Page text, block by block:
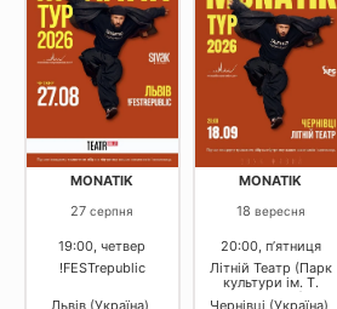
MONATIK
27серпня
19:00, четвер
!FESTrepublic
Львів (Україна)
MONATIK
18 вересня
20:00, пʼятниця
Літній Театр (Парк
культури ім. Т.
Шевченка)
Чернівці (Україна)